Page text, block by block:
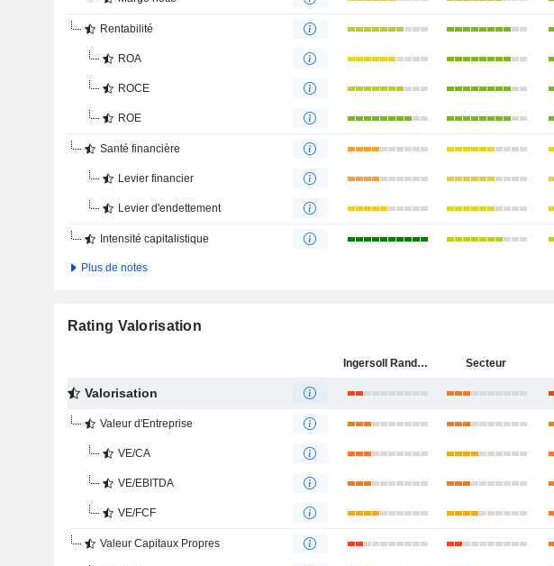
Rentabilité
ROA
ROCE
ROE
Santé financière
Levier financier
Levier d'endettement
Intensité capitalistique
Plus de notes
Rating Valorisation
Ingersoll Rand Inc. Secteur
Valorisation
Valeur d'Entreprise
VE/CA
VE/EBITDA
VE/FCF
Valeur Capitaux Propres